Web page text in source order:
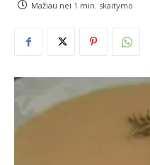
Mažiau nei 1 min. skaitymo